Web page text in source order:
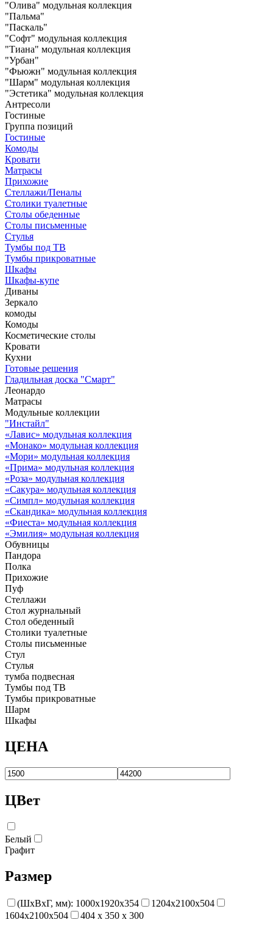
"Олива" модульная коллекция
"Пальма"
"Паскаль"
"Софт" модульная коллекция
"Тиана" модульная коллекция
"Урбан"
"Фьюжн" модульная коллекция
"Шарм" модульная коллекция
"Эстетика" модульная коллекция
Антресоли
Гостиные
Группа позиций
Гостиные
Комоды
Кровати
Матрасы
Прихожие
Стеллажи/Пеналы
Столики туалетные
Столы обеденные
Столы письменные
Стулья
Тумбы под ТВ
Тумбы прикроватные
Шкафы
Шкафы-купе
Диваны
Зеркало
комоды
Комоды
Косметические столы
Кровати
Кухни
Готовые решения
Гладильная доска "Смарт"
Леонардо
Матрасы
Модульные коллекции
"Инстайл"
«Лавис» модульная коллекция
«Монако» модульная коллекция
«Мори» модульная коллекция
«Прима» модульная коллекция
«Роза» модульная коллекция
«Сакура» модульная коллекция
«Симпл» модульная коллекция
«Скандика» модульная коллекция
«Фиеста» модульная коллекция
«Эмилия» модульная коллекция
Обувницы
Пандора
Полка
Прихожие
Пуф
Стеллажи
Стол журнальный
Стол обеденный
Столики туалетные
Столы письменные
Стул
Стулья
тумба подвесная
Тумбы под ТВ
Тумбы прикроватные
Шарм
Шкафы
ЦЕНА
ЦВет
Белый
Графит
Размер
(ШхВхГ, мм): 1000х1920х354
1204х2100х504
1604х2100х504
404 х 350 х 300